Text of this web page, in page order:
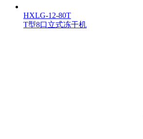
HXLG-12-80T
T型8口立式冻干机